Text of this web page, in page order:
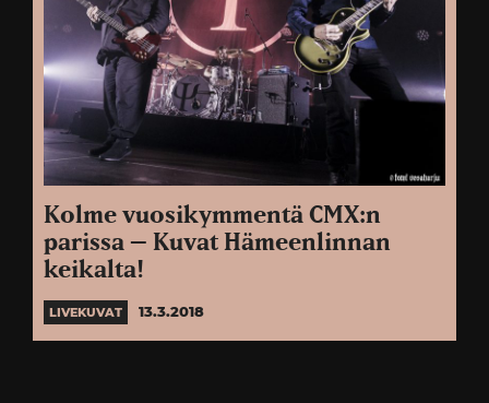
Kolme vuosikymmentä CMX:n
parissa – Kuvat Hämeenlinnan
keikalta!
LIVEKUVAT 13.3.2018